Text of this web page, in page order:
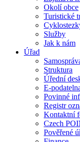
Okolí obce
Turistické
Služby
Jak k nám
Úřad
Struktura
Úřední
E-
Povinné
Registr
Kontaktní
Czech
Pověřené